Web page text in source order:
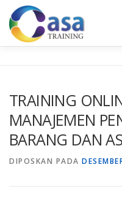
Lompat
konten
KONTAK KAMI
TRAINING
MANAJEMEN
BARANG DAN
DIPOSKAN PADA